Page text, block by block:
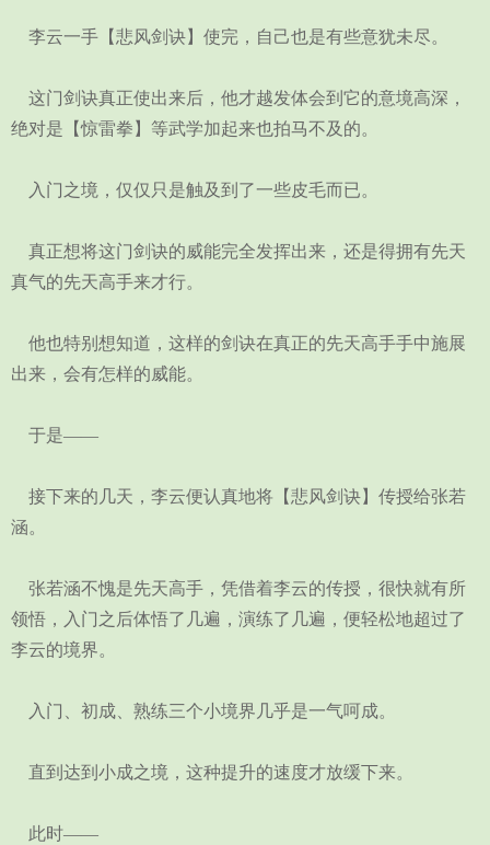
李云一手【悲风剑诀】使完，自己也是有些意犹未尽。
这门剑诀真正使出来后，他才越发体会到它的意境高深，
绝对是【惊雷拳】等武学加起来也拍马不及的。
入门之境，仅仅只是触及到了一些皮毛而已。
真正想将这门剑诀的威能完全发挥出来，还是得拥有先天
真气的先天高手来才行。
他也特别想知道，这样的剑诀在真正的先天高手手中施展
出来，会有怎样的威能。
于是——
接下来的几天，李云便认真地将【悲风剑诀】传授给张若
涵。
张若涵不愧是先天高手，凭借着李云的传授，很快就有所
领悟，入门之后体悟了几遍，演练了几遍，便轻松地超过了
李云的境界。
入门、初成、熟练三个小境界几乎是一气呵成。
直到达到小成之境，这种提升的速度才放缓下来。
此时——